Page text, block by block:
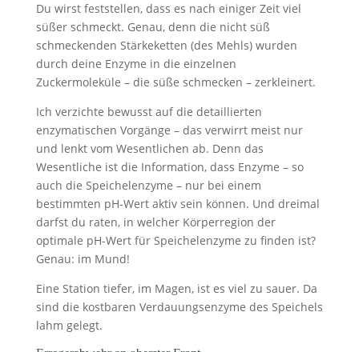
Du wirst feststellen, dass es nach einiger Zeit viel
süßer schmeckt. Genau, denn die nicht süß
schmeckenden Stärkeketten (des Mehls) wurden
durch deine Enzyme in die einzelnen
Zuckermoleküle – die süße schmecken – zerkleinert.
Ich verzichte bewusst auf die detaillierten
enzymatischen Vorgänge – das verwirrt meist nur
und lenkt vom Wesentlichen ab. Denn das
Wesentliche ist die Information, dass Enzyme – so
auch die Speichelenzyme – nur bei einem
bestimmten pH-Wert aktiv sein können. Und dreimal
darfst du raten, in welcher Körperregion der
optimale pH-Wert für Speichelenzyme zu finden ist?
Genau: im Mund!
Eine Station tiefer, im Magen, ist es viel zu sauer. Da
sind die kostbaren Verdauungsenzyme des Speichels
lahm gelegt.